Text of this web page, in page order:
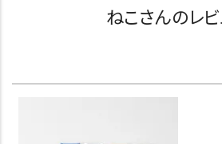
ねこさんのレ